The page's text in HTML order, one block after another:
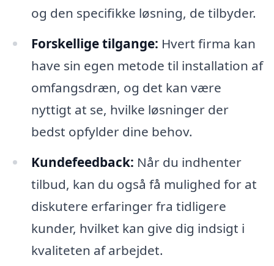
og den specifikke løsning, de tilbyder.
Forskellige tilgange: Hvert firma kan
have sin egen metode til installation af
omfangsdræn, og det kan være
nyttigt at se, hvilke løsninger der
bedst opfylder dine behov.
Kundefeedback: Når du indhenter
tilbud, kan du også få mulighed for at
diskutere erfaringer fra tidligere
kunder, hvilket kan give dig indsigt i
kvaliteten af arbejdet.